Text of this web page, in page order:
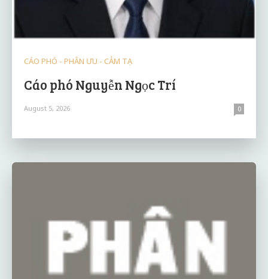
CÁO PHÓ - PHÂN ƯU - CẢM TẠ
Cáo phó Nguyễn Ngọc Trí
August 5, 2026 0